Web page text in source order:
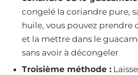
congelé la coriandre pure,
huile, vous pouvez prendre
et la mettre dans le
sans avoir à décongeler
Troisième méthode :